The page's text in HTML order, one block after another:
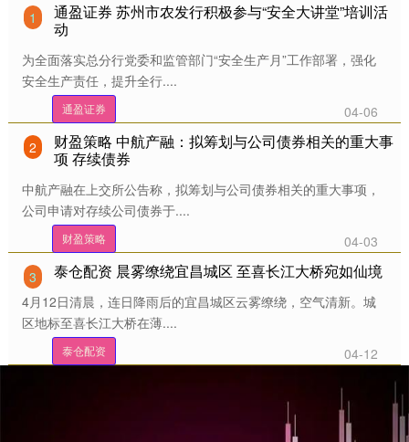
1
通盈证券 苏州市农发行积极参与“安全大讲堂”培训活
动
为全面落实总分行党委和监管部门“安全生产月”工作部署，强化
安全生产责任，提升全行....
通盈证券
04-06
2
财盈策略 中航产融：拟筹划与公司债券相关的重大事
项 存续债券
中航产融在上交所公告称，拟筹划与公司债券相关的重大事项，
公司申请对存续公司债券于....
财盈策略
04-03
3
泰仓配资 晨雾缭绕宜昌城区 至喜长江大桥宛如仙境
4月12日清晨，连日降雨后的宜昌城区云雾缭绕，空气清新。城
区地标至喜长江大桥在薄....
泰仓配资 04-12